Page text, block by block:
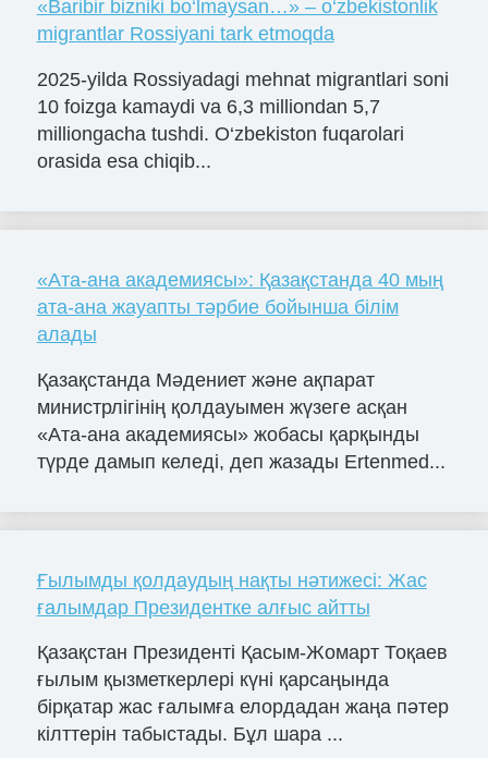
«Baribir bizniki bo‘lmaysan…» – o‘zbekistonlik
migrantlar Rossiyani tark etmoqda
2025-yilda Rossiyadagi mehnat migrantlari soni
10 foizga kamaydi va 6,3 milliondan 5,7
milliongacha tushdi. O‘zbekiston fuqarolari
orasida esa chiqib...
«Ата-ана академиясы»: Қазақстанда 40 мың
ата-ана жауапты тәрбие бойынша білім
алады
Қазақстанда Мәдениет және ақпарат
министрлігінің қолдауымен жүзеге асқан
«Ата-ана академиясы» жобасы қарқынды
түрде дамып келеді, деп жазады Ertenmed...
Ғылымды қолдаудың нақты нәтижесі: Жас
ғалымдар Президентке алғыс айтты
Қазақстан Президенті Қасым-Жомарт Тоқаев
ғылым қызметкерлері күні қарсаңында
бірқатар жас ғалымға елордадан жаңа пәтер
кілттерін табыстады. Бұл шара ...